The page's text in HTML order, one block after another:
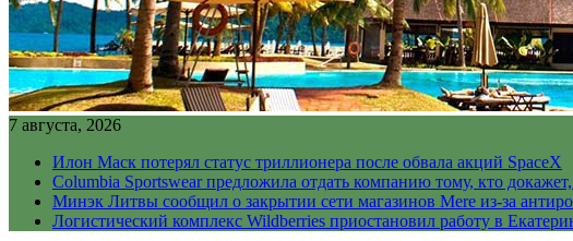
7 августа, 2026
Илон Маск потерял статус триллионера после обвала акций SpaceX
Columbia Sportswear предложила отдать компанию тому, кто
Минэк Литвы сообщил о закрытии сети магазинов Mere из-за
Логистический комплекс Wildberries приостановил работу в